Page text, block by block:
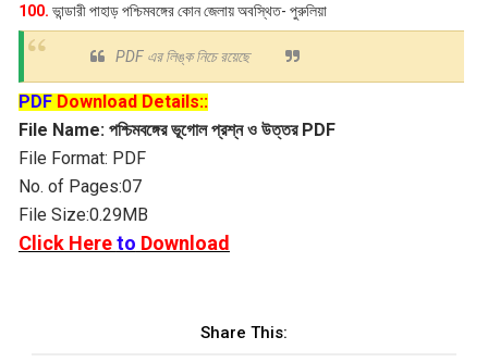
100. ভান্ডারী পাহাড় পশ্চিমবঙ্গের কোন জেলায় অবস্থিত- পুরুলিয়া
PDF এর লিঙ্ক নিচে রয়েছে
PDFDownload Details::
File Name:পশ্চিমবঙ্গের ভূগোল প্রশ্ন ও উত্তর PDF
File Format: PDF
No. of Pages:07
File Size:0.29MB
Click Hereto Download
Share This: